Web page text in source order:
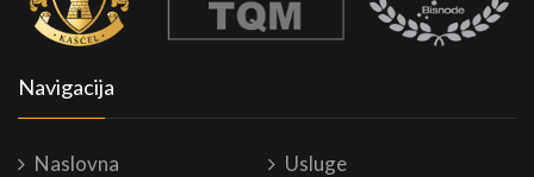
Navigacija
Naslovna Usluge